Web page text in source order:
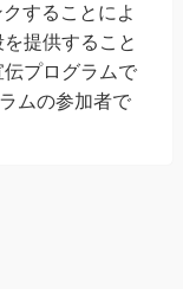
することによ
提供すること
プログラムで
ムの参加者で